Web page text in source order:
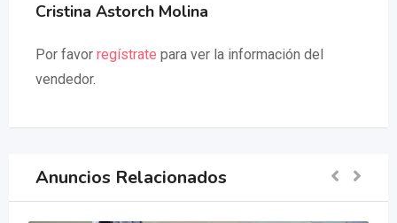
Cristina Astorch Molina
Por favor regístrate para ver la información del
vendedor.
Anuncios Relacionados